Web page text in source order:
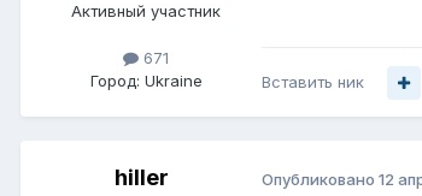
Активный участник
671
Город: Ukraine Вставить ник
hiller Опубликовано 12